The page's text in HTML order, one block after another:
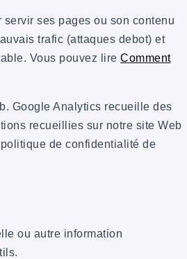
ses pages ou son contenu
trafic (attaques debot) et
Vous pouvez lire Comment
Google Analytics recueille des
recueillies sur notre site Web
de confidentialité de
ou autre information